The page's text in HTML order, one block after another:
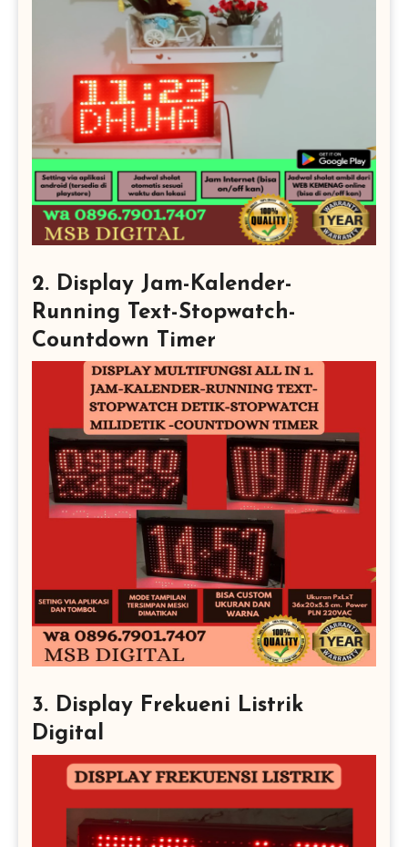
2. Display Jam-Kalender-
Running Text-Stopwatch-
Countdown Timer
3. Display Frekueni Listrik
Digital